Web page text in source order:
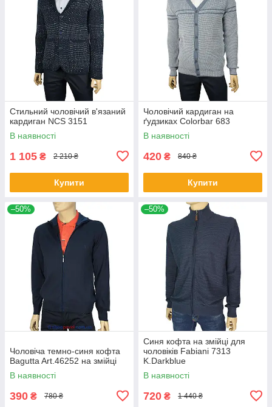
Стильний чоловічий в'язаний
кардиган NCS 3151
В наявності
1 105 ₴ 2 210 ₴
Купити
Чоловічий кардиган на
ґудзиках Colorbar 683
В наявності
420 ₴ 840 ₴
Купити
–50%
Чоловіча темно-синя кофта
Bagutta Art.46252 на змійці
В наявності
390 ₴ 780 ₴
–50%
Синя кофта на змійці для
чоловіків Fabiani 7313
K.Darkblue
В наявності
720 ₴ 1 440 ₴